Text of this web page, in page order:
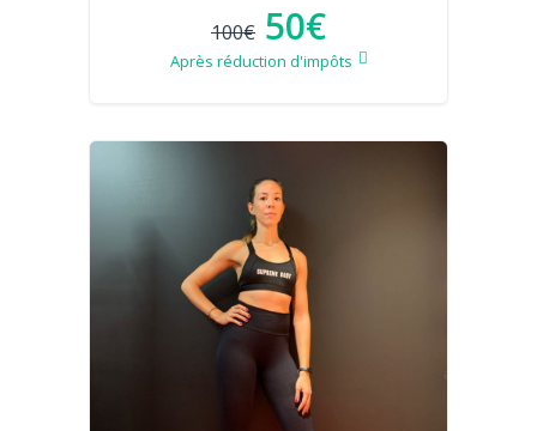
100€ 50€
Après réduction d'impôts